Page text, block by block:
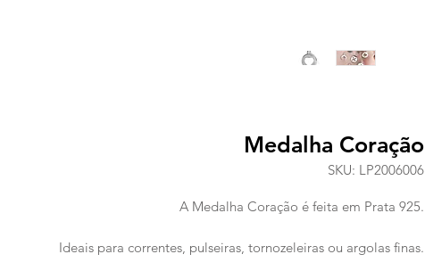
Medalha Coração
SKU: LP2006006
A Medalha Coração é feita em Prata 925.
Ideais para correntes, pulseiras, tornozeleiras ou argolas finas.